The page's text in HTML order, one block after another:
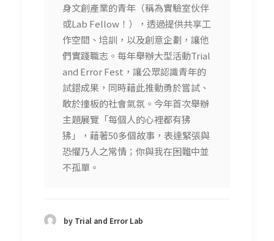
身文創產業的青年（稱為實驗室伙伴
或Lab Fellow！），透過提供共享工
作空間、培訓，以及創意企劃，讓他
們實踐職志。每年舉辦大型活動Trial
and Error Fest，讓公眾認識青年的
試錯成果，同時藉此推動勇於嘗試、
敢於撞板的社會氣氛。今年首次舉辦
主題展覽「每個人的心裡都有狒
狒」，藉著50多個故事，表達緊張與
恐懼乃人之常情；你與我在困難中並
不孤單。
by Trial and Error Lab